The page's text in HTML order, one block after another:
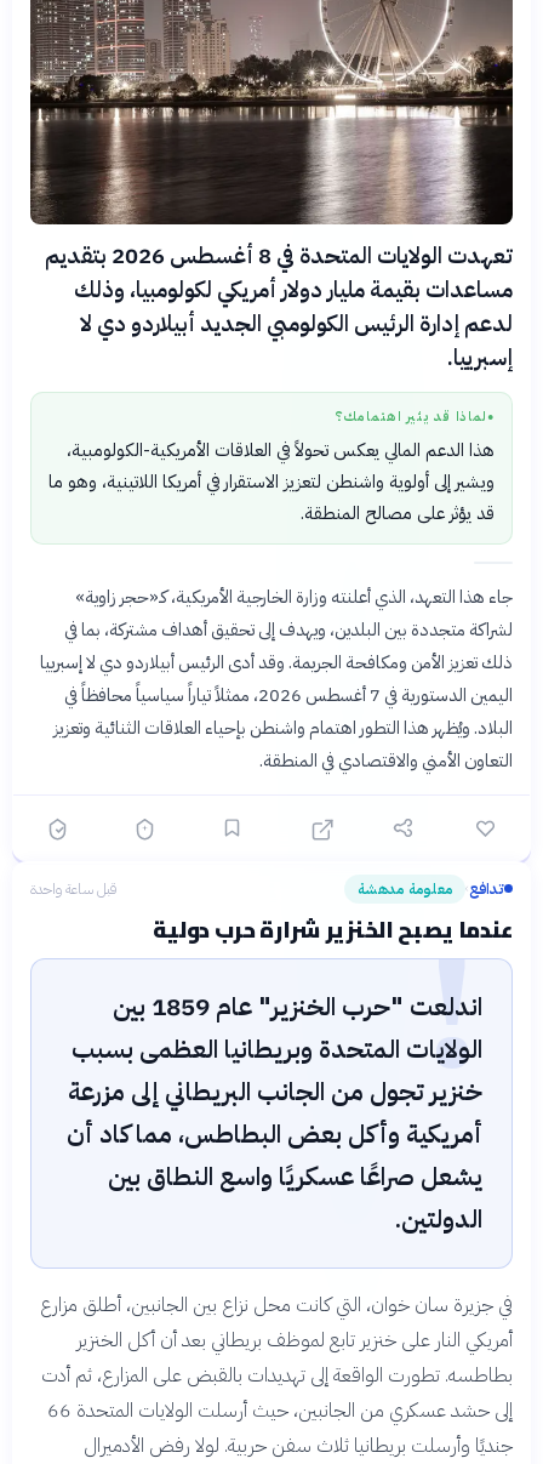
تعهدت الولايات المتحدة في 8 أغسطس 2026 بتقديم
مساعدات بقيمة مليار دولار أمريكي لكولومبيا، وذلك
لدعم إدارة الرئيس الكولومبي الجديد أبيلاردو دي لا
إسبرييا.
● لماذا قد يثير اهتمامك؟
هذا الدعم المالي يعكس تحولاً في العلاقات الأمريكية-الكولومبية،
ويشير إلى أولوية واشنطن لتعزيز الاستقرار في أمريكا اللاتينية، وهو ما
قد يؤثر على مصالح المنطقة.
جاء هذا التعهد، الذي أعلنته وزارة الخارجية الأمريكية، كـ«حجر زاوية»
لشراكة متجددة بين البلدين، ويهدف إلى تحقيق أهداف مشتركة، بما في
ذلك تعزيز الأمن ومكافحة الجريمة. وقد أدى الرئيس أبيلاردو دي لا إسبرييا
اليمين الدستورية في 7 أغسطس 2026، ممثلاً تياراً سياسياً محافظاً في
البلاد. ويُظهر هذا التطور اهتمام واشنطن بإحياء العلاقات الثنائية وتعزيز
التعاون الأمني والاقتصادي في المنطقة.
تدافع› معلومة مدهشة قبل ساعة واحدة
عندما يصبح الخنزير شرارة حرب دولية
!
اندلعت "حرب الخنزير" عام 1859 بين
الولايات المتحدة وبريطانيا العظمى بسبب
خنزير تجول من الجانب البريطاني إلى مزرعة
أمريكية وأكل بعض البطاطس، مما كاد أن
يشعل صراعًا عسكريًا واسع النطاق بين
الدولتين.
في جزيرة سان خوان، التي كانت محل نزاع بين الجانبين، أطلق مزارع
أمريكي النار على خنزير تابع لموظف بريطاني بعد أن أكل الخنزير
بطاطسه. تطورت الواقعة إلى تهديدات بالقبض على المزارع، ثم أدت
إلى حشد عسكري من الجانبين، حيث أرسلت الولايات المتحدة 66
جنديًا وأرسلت بريطانيا ثلاث سفن حربية. لولا رفض الأدميرال